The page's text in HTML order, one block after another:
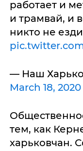
работает и
и трамвай, и
никто не
— Наш
March 18, 2020
тем, как
харьковчан.